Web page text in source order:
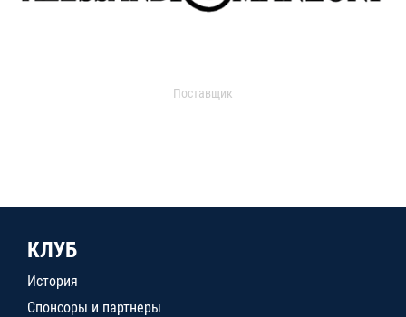
Поставщик
КЛУБ
История
Спонсоры и партнеры